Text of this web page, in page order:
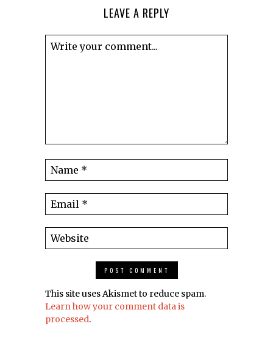
LEAVE A REPLY
This site uses Akismet to reduce spam.
Learn how your comment data is
processed.